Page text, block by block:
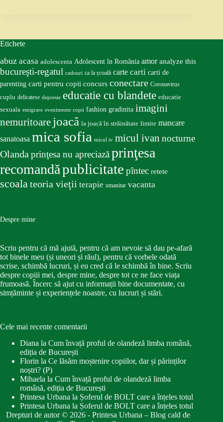
Etichete
abuz acasa adolescenta Adolescent în România amor analyze this
bucureşti-regatul cadouri ca la școală carte carti carti de
parenting carti pentru copii concurs conectare Coronavirus
cuplu delicatese depresie educatie cu blandete educatie
sexuala emigrare evenimente copii fashion gradinita imagini
nemuritoare joacă la joacă în străinătate limite mancare
sanatoasa mica sofia micul iv micul ivan nocturne
Olandaprinţesa nu apreciazăprinţesa
recomandăpublicitate pîntec retete
scoalateoria vieţii terapie umanitar vacanta
Despre mine
Scriu pentru că mă ajută, pentru că am nevoie să dau pe-afară
tot binele meu (și uneori și răul), pentru că vorbele odată
scrise, schimbă lucruri, și eu cred că le schimbă în bine. Scriu
despre copiii mei, despre mine, despre tot ce ne face viața
frumoasă. Încerc să ajut cu informații bine documentate, cu
simțăminte și experiențele noastre, cu lucruri și stări.
Cele mai recente comentarii
Diana la Cum învață proful de olandeză limba română,
ediția de București
Florin la Ce lăsăm moștenire copiilor, dar și părinților
noștri? (P)
Mihaela la Cum învață proful de olandeză limba
română, ediția de București
Printesa Urbana la Șoferul de BOLT care a înțeles totul
Printesa Urbana la Șoferul de BOLT care a înțeles totul
Drepturi de autor © 2026 - Printesa Urbana – Blog cald de